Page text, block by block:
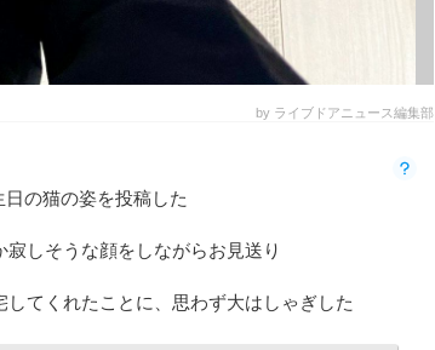
by ライブドアニュース編集部
の猫の姿を投稿した
しそうな顔をしながらお見送り
してくれたことに、思わず大はしゃぎした